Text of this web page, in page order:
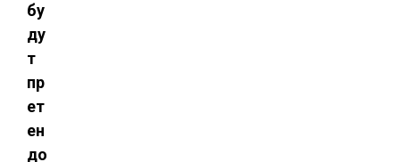
бу
ду
т
пр
ет
ен
до